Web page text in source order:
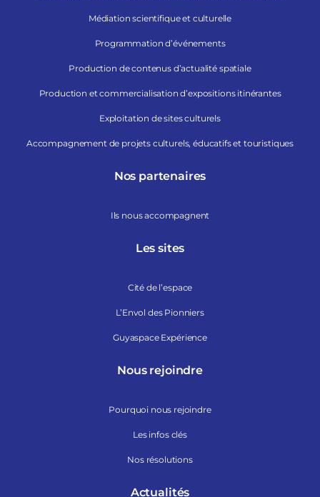
Médiation scientifique et culturelle
Programmation d’événements
Production de contenus d’actualité spatiale
Production et commercialisation d’expositions itinérantes
Exploitation de sites culturels
Accompagnement de projets culturels, éducatifs et touristiques
Nos partenaires
Ils nous accompagnent
Les sites
Cité de l’espace
L’Envol des Pionniers
Guyaspace Expérience
Nous rejoindre
Pourquoi nous rejoindre
Les infos clés
Nos résolutions
Actualités